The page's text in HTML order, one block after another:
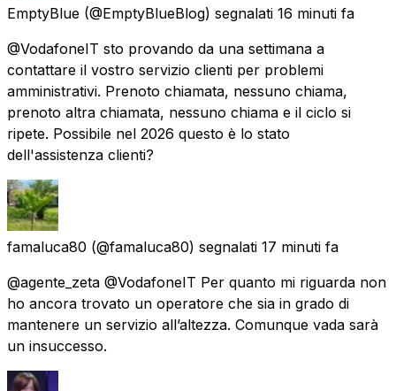
EmptyBlue (@EmptyBlueBlog) segnalati 16 minuti fa
@VodafoneIT sto provando da una settimana a
contattare il vostro servizio clienti per problemi
amministrativi. Prenoto chiamata, nessuno chiama,
prenoto altra chiamata, nessuno chiama e il ciclo si
ripete. Possibile nel 2026 questo è lo stato
dell'assistenza clienti?
famaluca80 (@famaluca80) segnalati 17 minuti fa
@agente_zeta @VodafoneIT Per quanto mi riguarda non
ho ancora trovato un operatore che sia in grado di
mantenere un servizio all’altezza. Comunque vada sarà
un insuccesso.